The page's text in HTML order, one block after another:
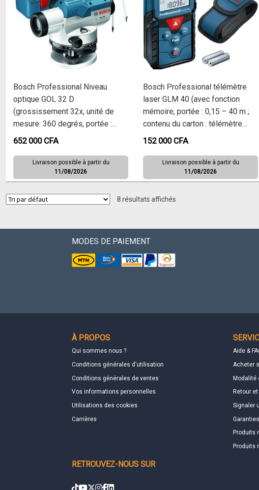
Bosch Professional Niveau
optique GOL 32 D
(grossissement 32x, unité de
mesure: 360 degrés, portée :
jusqu’à 120 m, pige GR 500,
de transport)
652 000 CFA
Livraison possible à partir du
11/08/2026
Bosch Professional télémètre
laser GLM 40 (avec fonction
mémoire, portée : 0,15 – 40 m ;
contenu du carton : télémètre
laser Bosch GLM 40, 2 piles 1,5
152 000 CFA
Livraison possible à partir du
11/08/2026
8 résultats affichés
MODES DE PAIEMENT
À PROPOS
Qui sommes nous ?
Conditions générales d'utilisation
Conditions générales de ventes
Vos informations personnelles
Utilisations des cookies
Carrières
Aide &
Acheter
Modalité
Retour
Signaler
Produits
Produits
RETROUVEZ-NOUS SUR